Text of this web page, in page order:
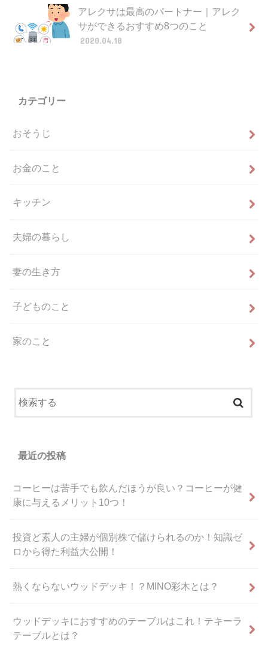
アレクサは最高のパートナー｜アレク
サができるおすすめ8つのこと
2020.04.18
カテゴリー
おそうじ
お金のこと
キッチン
夫婦の暮らし
妻の生き方
子どものこと
家のこと
最近の投稿
コーヒーは苦手でも飲んだほうが良い？コーヒーが健
康に与えるメリット10つ！
投資ど素人の主婦が個別株で儲けられるのか！知識ゼ
ロから得た利益大公開！
熱くならないウッドデッキ！？MINO彩木とは？
ウッドデッキにおすすめのテーブルはこれ！テキーラ
テーブルとは？